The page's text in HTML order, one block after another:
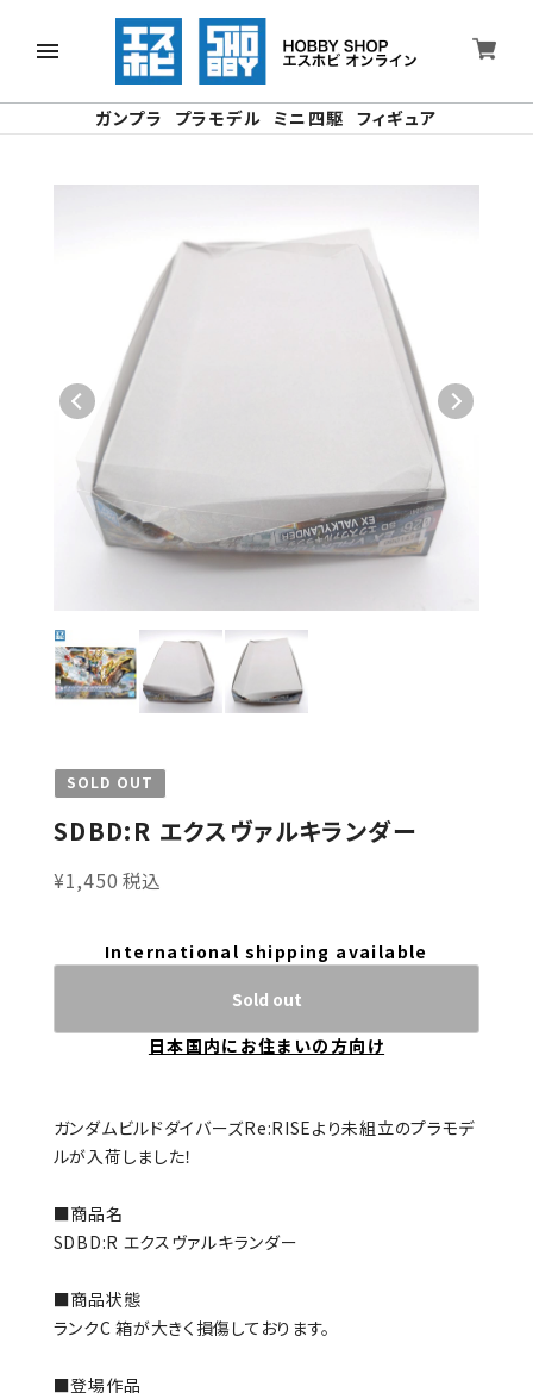
ガンプラ プラモデル ミニ四駆 フィギュア
SOLD OUT
SDBD:R エクスヴァルキランダー
¥1,450 税込
International shipping available
Sold out
日本国内にお住まいの方向け
ガンダムビルドダイバーズRe:RISEより未組立のプラモデ
ルが入荷しました！
■商品名
SDBD:R エクスヴァルキランダー
■商品状態
ランクC 箱が大きく損傷しております。
■登場作品